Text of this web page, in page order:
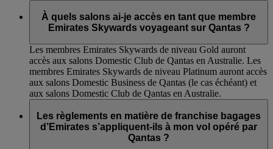
À quels salons ai-je accès en tant que membre
Emirates Skywards voyageant sur Qantas ?
Les membres Emirates Skywards de niveau Gold auront
accès aux salons Domestic Club de Qantas en Australie. Les
membres Emirates Skywards de niveau Platinum auront accès
aux salons Domestic Business de Qantas (le cas échéant) et
aux salons Domestic Club de Qantas en Australie.
Les règlements en matière de franchise bagages
d’Emirates s’appliquent-ils à mon vol opéré par
Qantas ?